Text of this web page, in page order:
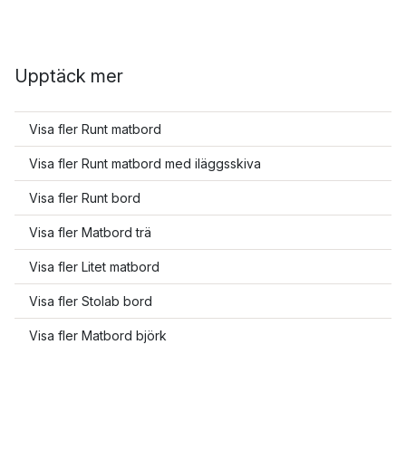
Upptäck mer
Visa fler Runt matbord
Visa fler Runt matbord med iläggsskiva
Visa fler Runt bord
Visa fler Matbord trä
Visa fler Litet matbord
Visa fler Stolab bord
Visa fler Matbord björk